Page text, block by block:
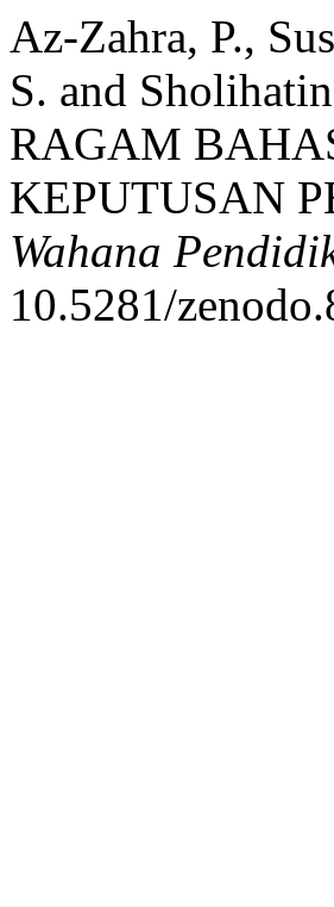
Az-Zahra, P.,
S. and
RAGAM
KEPUTUSAN
Wahana
10.5281/